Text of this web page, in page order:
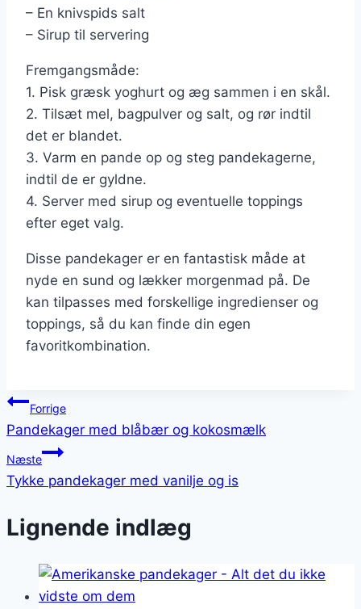
– En knivspids salt
– Sirup til servering
Fremgangsmåde:
1. Pisk græsk yoghurt og æg sammen i en skål.
2. Tilsæt mel, bagpulver og salt, og rør indtil
det er blandet.
3. Varm en pande op og steg pandekagerne,
indtil de er gyldne.
4. Server med sirup og eventuelle toppings
efter eget valg.
Disse pandekager er en fantastisk måde at
nyde en sund og lækker morgenmad på. De
kan tilpasses med forskellige ingredienser og
toppings, så du kan finde din egen
favoritkombination.
Indlægsnavigation
Forrige
Pandekager med blåbær og kokosmælk
Næste
Tykke pandekager med vanilje og is
Lignende indlæg